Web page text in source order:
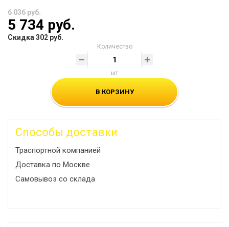
6 036 руб.
5 734 руб.
Скидка 302 руб.
Количество
шт
В КОРЗИНУ
Способы доставки
Траспортной компанией
Доставка по Москве
Самовывоз со склада